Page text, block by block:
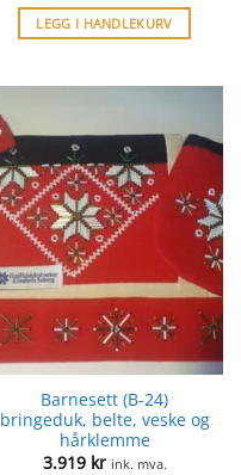
LEGG I HANDLEKURV
Barnesett (B-24)
bringeduk, belte, veske og
hårklemme
3.919 kr ink. mva.